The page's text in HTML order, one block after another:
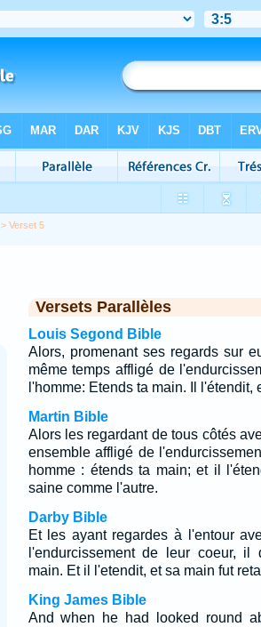
> Verset 5
Versets Parallèles
Louis Segond Bible
Alors, promenant ses regards sur
même temps affligé de
l'homme: Etends ta main. Il l'étendit,
Martin Bible
Alors les regardant de tous côtés
ensemble affligé de
homme : étends ta main; et il
saine comme l'autre.
Darby Bible
Et les ayant regardes à l'entour
l'endurcissement de leur coeur,
main. Et il l'etendit, et sa main fut
King James Bible
And when he had looked round